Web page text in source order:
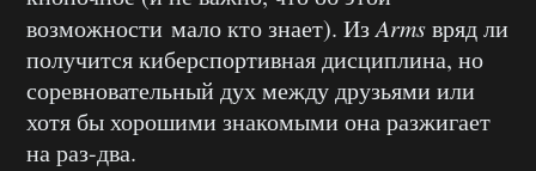
возможности мало кто знает). ИзArmsвряд ли
получится киберспортивная дисциплина, но
соревновательный дух между друзьями или
хотя бы хорошими знакомыми она разжигает
на раз-два.